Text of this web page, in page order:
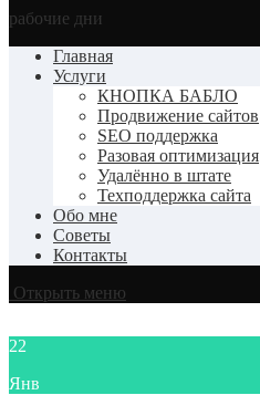
рабочие дни
Главная
Услуги
КНОПКА БАБЛО
Продвижение сайтов
SEO поддержка
Разовая оптимизация
Удалённо в штате
Техподдержка сайта
Обо мне
Советы
Контакты
Открыть меню
22
Янв